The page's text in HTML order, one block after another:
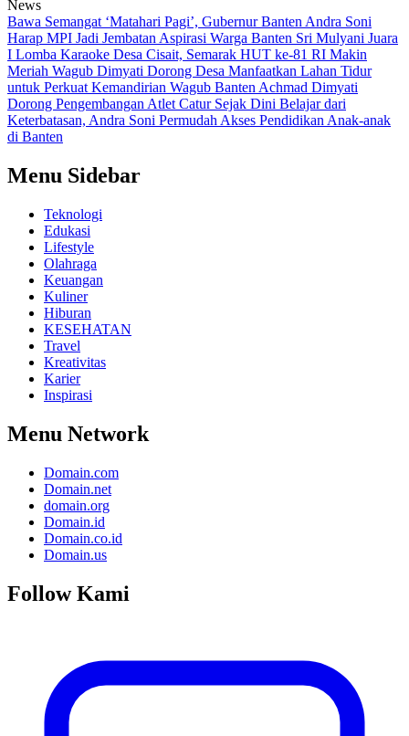
News
Bawa Semangat ‘Matahari Pagi’, Gubernur Banten Andra Soni
Harap MPI Jadi Jembatan Aspirasi Warga Banten Sri Mulyani Juara
I Lomba Karaoke Desa Cisait, Semarak HUT ke-81 RI Makin
Meriah Wagub Dimyati Dorong Desa Manfaatkan Lahan Tidur
untuk Perkuat Kemandirian Wagub Banten Achmad Dimyati
Dorong Pengembangan Atlet Catur Sejak Dini Belajar dari
Keterbatasan, Andra Soni Permudah Akses Pendidikan Anak-anak
di Banten
Menu Sidebar
Teknologi
Edukasi
Lifestyle
Olahraga
Keuangan
Kuliner
Hiburan
KESEHATAN
Travel
Kreativitas
Karier
Inspirasi
Menu Network
Domain.com
Domain.net
domain.org
Domain.id
Domain.co.id
Domain.us
Follow Kami